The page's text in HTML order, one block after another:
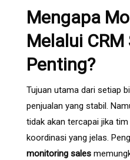
Mengapa
Melalui
Penting?
Tujuan utama dari setiap
penjualan yang stabil.
tidak akan tercapai jika
koordinasi yang jelas.
monitoring sales